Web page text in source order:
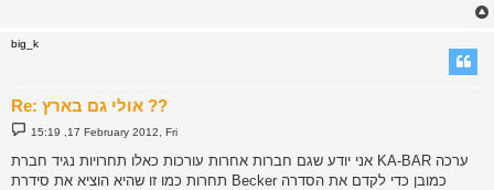
big_k
Re: אולי גם בארץ ??
P
o
t
15:19 ,17 February 2012, Fri
אני יודע שגם חברות אחרות עורכות כאלו תחרויות נגיד חברת KA-BAR ערכה
תחרות כמו זו שהיא הוציא את סידרת Becker כמובן כדי לקדם את הסדרה